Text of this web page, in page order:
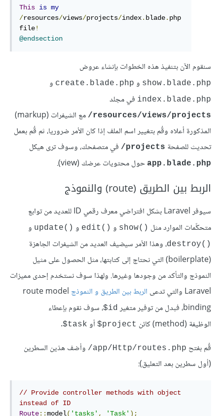
This is my
/resources/views/projects/index. blade. php
file!
@endsection
سنقوم الآن بتنفيذ هذه الخطوات بإنشاء عروض
show.blade.php و create.blade.php و
index.blade.php في مجلد
resources/views/projects/
مع الشيفرات (markup)
المذكورة أعلاه وقُم بتغيير اسم الملف إذا كان الأمر ضروريا، ثم قُم بعمل
تحديث للصفحة projects/ في متصفحك، وسوف ترى هيكل
app.blade.php حول محتويات عرضك (view).
الربط بين الطريق (route) والنموذج
سيوفر Laravel بشكل افتراضي معرف رقمي ID للعديد من توابع
متحكِّمات الموارد مثل ()
show و ()
edit و ()
update و
()
destroy، وهذا الأمر سيضيف العديد من الشيفرات الجاهزة
(boilerplate) التي نحتاج إلى كتابتها، مثل الحصول على مثيل
النموذج والتأكد من وجودها وغيرها. ولهذا سوف نستخدم إحدى مميزات
Laravel والتي تدعى
الربط بين الطريق و النموذج route model
binding، فبدل من توفير متغير
id$
، سوف نقوم بإعطاء
الوظيفة (method) كائن
project$ أو task$
.
قُم بفتح app/Http/routes.php/
وأضف هذين السطرين
(أول سطرين بعد التعليق):
// Provide controller methods with object
instead of ID
Route::model( 'tasks' , 'Task' );